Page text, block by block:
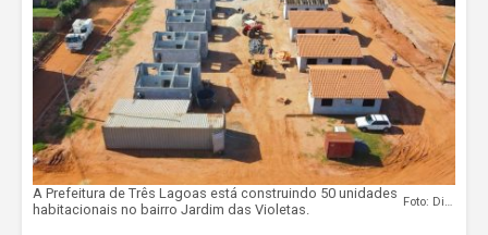
A Prefeitura de Três Lagoas está construindo 50 unidades
habitacionais no bairro Jardim das Violetas.
Foto: Divulgação